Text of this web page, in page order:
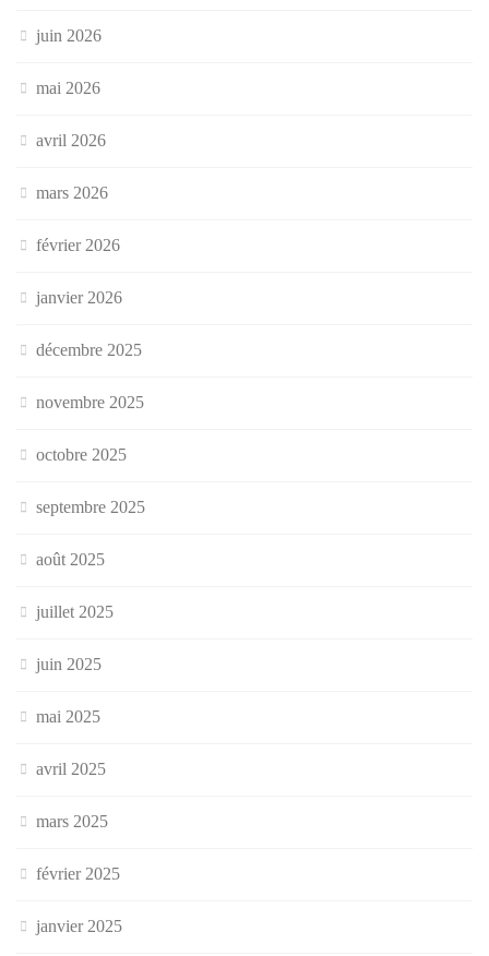
juin 2026
mai 2026
avril 2026
mars 2026
février 2026
janvier 2026
décembre 2025
novembre 2025
octobre 2025
septembre 2025
août 2025
juillet 2025
juin 2025
mai 2025
avril 2025
mars 2025
février 2025
janvier 2025